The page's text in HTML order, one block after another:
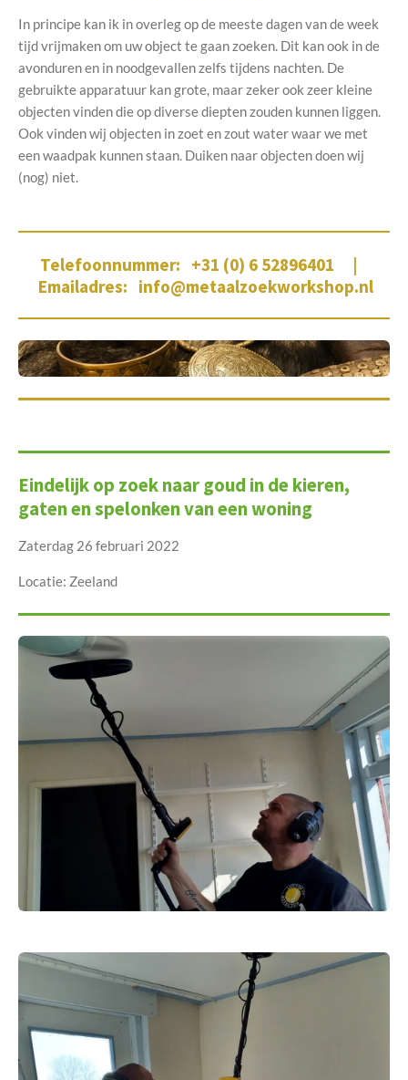
In principe kan ik in overleg op de meeste dagen van de week
tijd vrijmaken om uw object te gaan zoeken. Dit kan ook in de
avonduren en in noodgevallen zelfs tijdens nachten. De
gebruikte apparatuur kan grote, maar zeker ook zeer kleine
objecten vinden die op diverse diepten zouden kunnen liggen.
Ook vinden wij objecten in zoet en zout water waar we met
een waadpak kunnen staan. Duiken naar objecten doen wij
(nog) niet.
Telefoonnummer: +31 (0) 6 52896401 |
Emailadres: info@metaalzoekworkshop.nl
Eindelijk op zoek naar goud in de kieren,
gaten en spelonken van een woning
Zaterdag 26 februari 2022
Locatie: Zeeland